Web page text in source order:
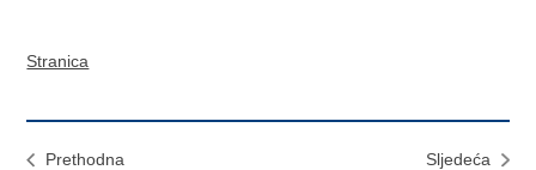
Stranica
Prethodna
Sljedeća